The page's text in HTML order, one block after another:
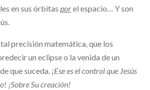
en sus órbitas porel espacio… Y son
precisión matemática, que los
un eclipse o la venida de un
que suceda. ¡Ese es el control que Jesús
¡Sobre Su creación!